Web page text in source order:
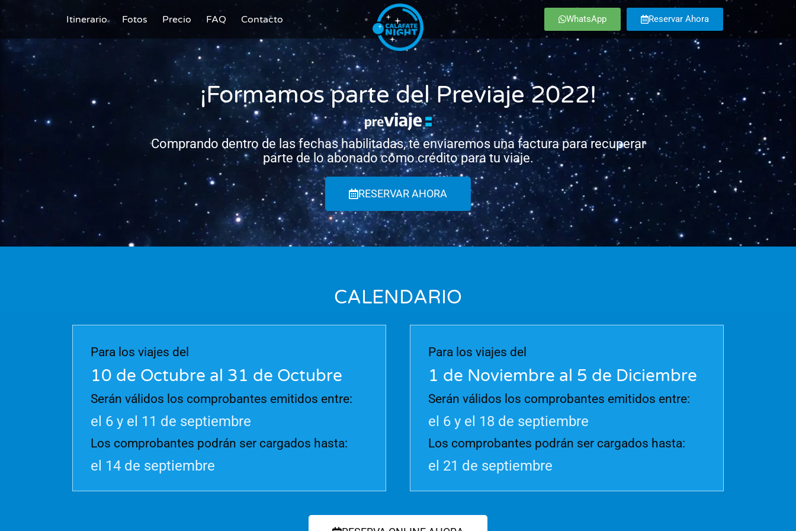
Itinerario Fotos Precio FAQ Contacto WhatsApp Reservar Ahora
¡Formamos parte del Previaje 2022!
Comprando dentro de las fechas habilitadas, te enviaremos una factura para recuperar
parte de lo abonado como crédito para tu viaje.
RESERVAR AHORA
CALENDARIO
Para los viajes del
10 de Octubre al 31 de Octubre
Serán válidos los comprobantes emitidos entre:
el 6 y el 11 de septiembre
Los comprobantes podrán ser cargados hasta:
el 14 de septiembre
Para los viajes del
1 de Noviembre al 5 de Diciembre
Serán válidos los comprobantes emitidos entre:
el 6 y el 18 de septiembre
Los comprobantes podrán ser cargados hasta:
el 21 de septiembre